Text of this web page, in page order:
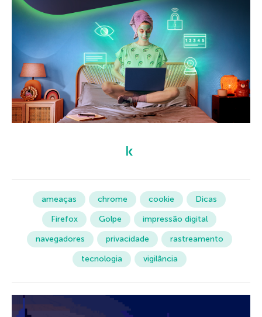
ameaças chrome cookie
Dicas
Firefox
Golpe
impressão digital
navegadores
privacidade
rastreamento
tecnologia
vigilância